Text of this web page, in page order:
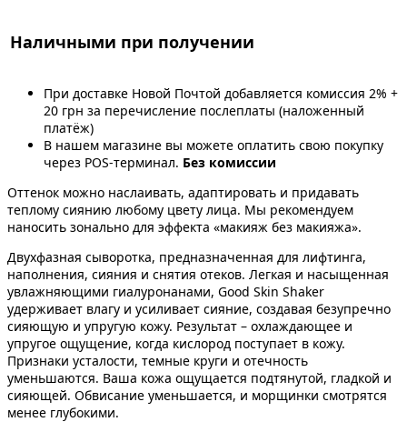
Наличными при получении
При доставке Новой Почтой добавляется комиссия 2% +
20 грн за перечисление послеплаты (наложенный
платёж)
В нашем магазине вы можете оплатить свою покупку
через POS-терминал. Без комиссии
Оттенок можно наслаивать, адаптировать и придавать
теплому сиянию любому цвету лица. Мы рекомендуем
наносить зонально для эффекта «макияж без макияжа».
Двухфазная сыворотка, предназначенная для лифтинга,
наполнения, сияния и снятия отеков. Легкая и насыщенная
увлажняющими гиалуронанами, Good Skin Shaker
удерживает влагу и усиливает сияние, создавая безупречно
сияющую и упругую кожу. Результат – охлаждающее и
упругое ощущение, когда кислород поступает в кожу.
Признаки усталости, темные круги и отечность
уменьшаются. Ваша кожа ощущается подтянутой, гладкой и
сияющей. Обвисание уменьшается, и морщинки смотрятся
менее глубокими.